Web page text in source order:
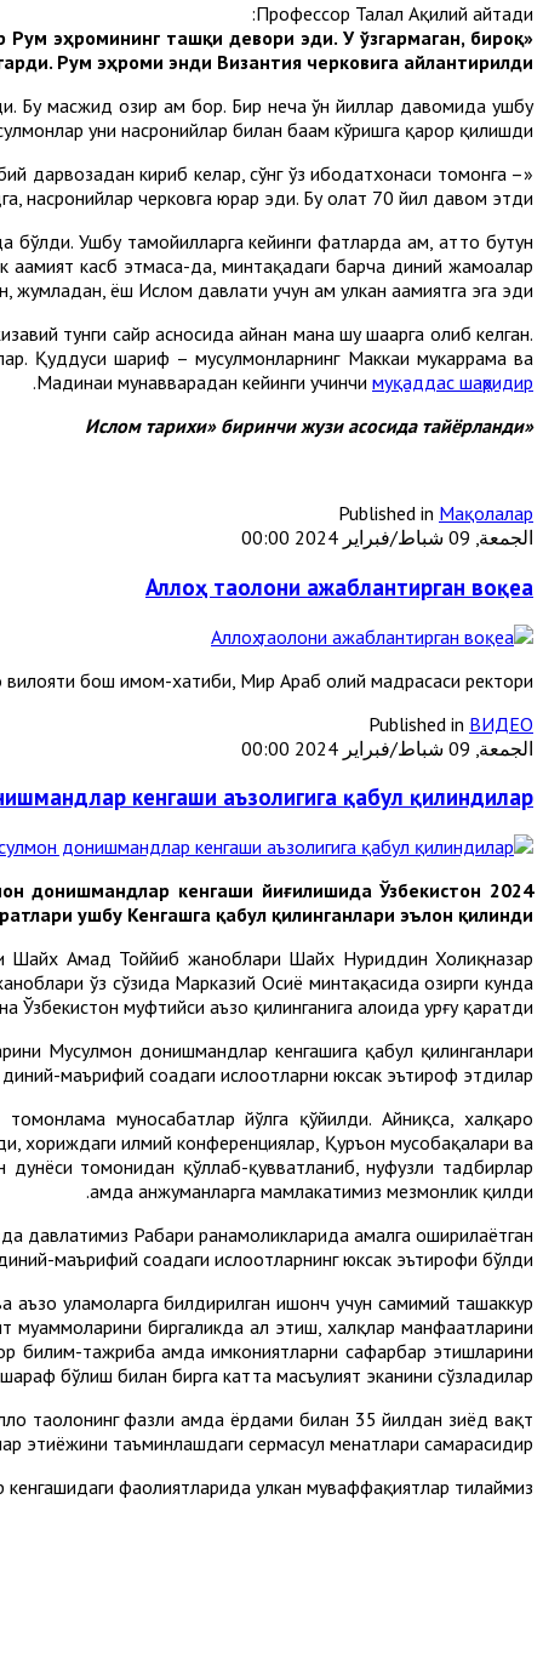
Профессор Талал Ақилий айтади:
эҳромининг ташқи девори эди. У ўзгармаган, бироқ
Рум эҳроми энди Византия черковига айлантирилди».
Бу масжид ҳозир ҳам бор. Бир неча ўн йиллар давомида ушбу
уни насронийлар билан баҳам кўришга қарор қилишди.
дарвозадан кириб келар, сўнг ўз ибодатхонаси томонга –
насронийлар черковга юрар эди. Бу ҳолат 70 йил давом этди».
Ушбу тамойилларга кейинги фатҳларда ҳам, ҳатто бутун
аҳамият касб этмаса-да, минтақадаги барча диний жамоалар
жумладан, ёш Ислом давлати учун ҳам улкан аҳамиятга эга эди.
тунги сайр асносида айнан мана шу шаҳарга олиб келган.
Қуддуси шариф – мусулмонларнинг Маккаи мукаррама ва
Мадинаи мунавварадан кейинги учинчи муқаддас шаҳридир
.
«Ислом тарихи» биринчи жузи асосида тайёрланди
Published in Мақолалар
الجمعة, 09 شباط/فبراير 2024 00:00
Аллоҳ таолони ажаблантирган воқеа
бош имом-хатиби, Мир Араб олий мадрасаси ректори
Published in ВИДЕО
الجمعة, 09 شباط/فبراير 2024 00:00
кенгаши аъзолигига қабул қилиндилар
донишмандлар кенгаши йиғилишида Ўзбекистон
ушбу Кенгашга қабул қилинганлари эълон қилинди.
Шайх Аҳмад Тоййиб жаноблари Шайх Нуриддин Холиқназар
ўз сўзида Марказий Осиё минтақасида ҳозирги кунда
муфтийси аъзо қилинганига алоҳида урғу қаратди.
Мусулмон донишмандлар кенгашига қабул қилинганлари
маърифий соҳадаги ислоҳотларни юксак эътироф этдилар.
муносабатлар йўлга қўйилди. Айниқса, халқаро
хориждаги илмий конференциялар, Қуръон мусобақалари ва
томонидан қўллаб-қувватланиб, нуфузли тадбирлар
ҳамда анжуманларга мамлакатимиз мезмонлик қилди.
Раҳбари раҳнамоликларида амалга оширилаётган
маърифий соҳадаги ислоҳотларнинг юксак эътирофи бўлди.
уламоларга билдирилган ишонч учун самимий ташаккур
биргаликда ҳал этиш, халқлар манфаатларини
билим-тажриба ҳамда имкониятларни сафарбар этишларини
бўлиш билан бирга катта масъулият эканини сўзладилар.
таолонинг фазли ҳамда ёрдами билан 35 йилдан зиёд вақт
таъминлашдаги сермаҳсул меҳнатлари самарасидир.
фаолиятларида улкан муваффақиятлар тилаймиз.